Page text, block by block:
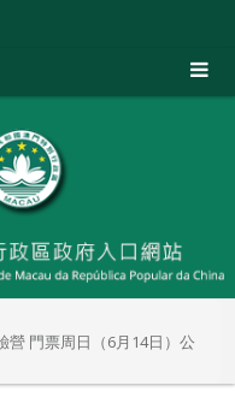
營 門票周日（6月14日）公